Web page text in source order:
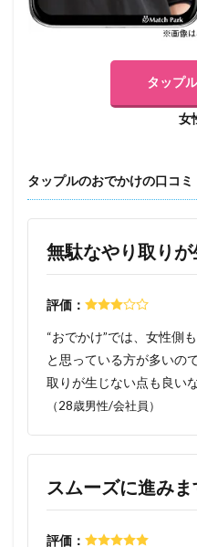
タップ
女
タップルのおでかけの口コミ
無駄なやり取り
評価：
“おでかけ”では、女性側
と思っている方が多いの
取りが生じない点も良い
（28歳男性/会社員）
スムーズに進みま
評価：